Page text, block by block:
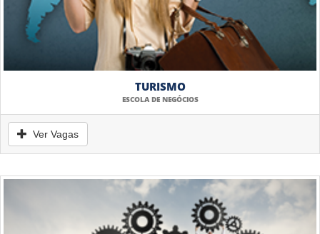
TURISMO
ESCOLA DE NEGÓCIOS
Ver Vagas